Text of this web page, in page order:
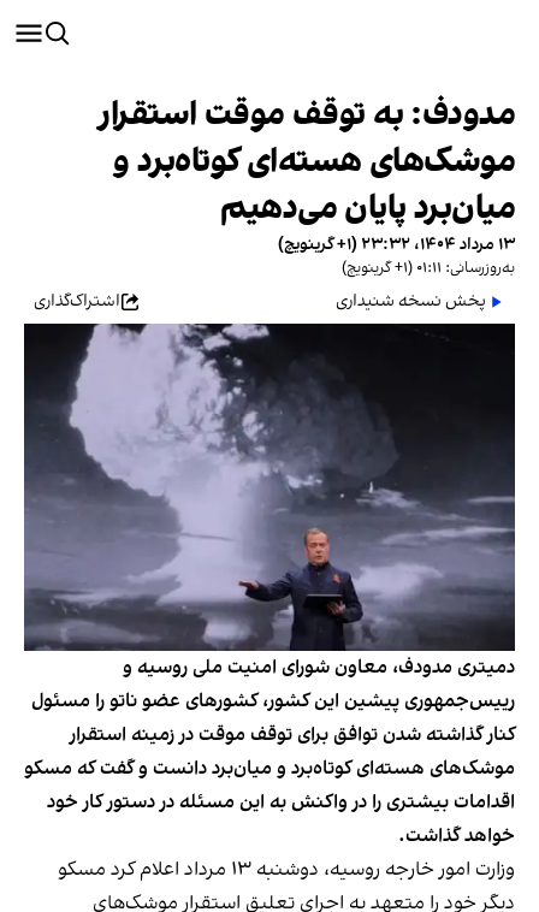
مدودف: به توقف موقت استقرار
موشک‌های هسته‌ای کوتاه‌برد و
میان‌برد پایان می‌دهیم
۱۳ مرداد ۱۴۰۴، ۲۳:۳۲ (‎+۱ گرینویچ)
به‌روزرسانی: ۰۱:۱۱ (‎+۱ گرینویچ)
پخش نسخه شنیداری اشتراک‌گذاری
دمیتری مدودف، معاون شورای امنیت ملی روسیه و
رییس‌جمهوری پیشین این کشور، کشورهای عضو ناتو را مسئول
کنار گذاشته شدن توافق برای توقف موقت در زمینه استقرار
موشک‌های هسته‌ای کوتاه‌برد و میان‌برد دانست و گفت که مسکو
اقدامات بیشتری را در واکنش به این مسئله در دستور کار خود
خواهد گذاشت.
وزارت امور خارجه روسیه، دوشنبه ۱۳ مرداد اعلام کرد مسکو
دیگر خود را متعهد به اجرای تعلیق استقرار موشک‌های